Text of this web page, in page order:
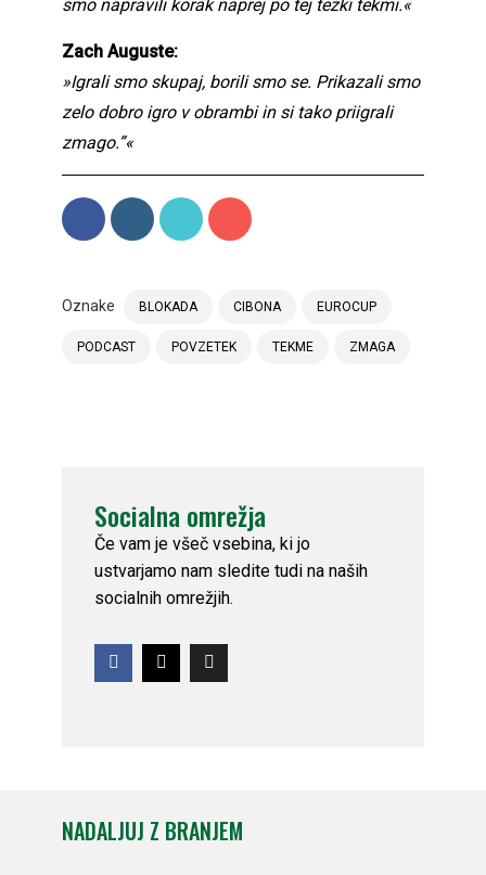
smo napravili korak naprej po tej težki tekmi.«
Zach Auguste:
»Igrali smo skupaj, borili smo se. Prikazali smo
zelo dobro igro v obrambi in si tako priigrali
zmago.”«
Oznake BLOKADA CIBONA EUROCUP
PODCAST POVZETEK TEKME ZMAGA
Socialna omrežja
Če vam je všeč vsebina, ki jo
ustvarjamo nam sledite tudi na naših
socialnih omrežjih.
NADALJUJ Z BRANJEM